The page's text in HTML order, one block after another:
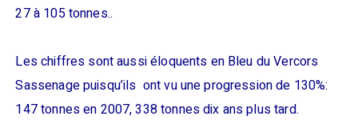
27 à 105 tonnes..
Les chiffres sont aussi éloquents en Bleu du Vercors
Sassenage puisqu’ils ont vu une progression de 130%:
147 tonnes en 2007, 338 tonnes dix ans plus tard.